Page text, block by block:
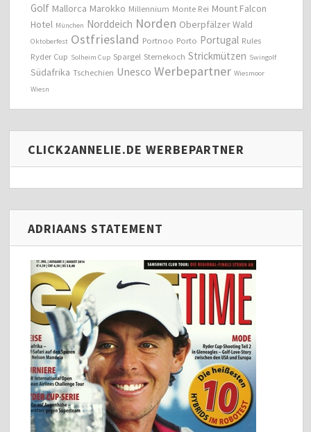
Golf Mallorca Marokko Millennium Monte Rei Mount Falcon
Hotel München Norddeich Norden Oberpfälzer Wald
Oktoberfest Ostfriesland Portnoo Porto Portugal Rules
Ryder Cup Solheim Cup Spargel Sternekoch Strickmützen Swingolf
Südafrika Tschechien Unesco Werbepartner Wiesmoor
Wiesn
CLICK2ANNELIE.DE WERBEPARTNER
ADRIAANS STATEMENT